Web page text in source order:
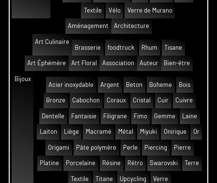
Textile Vélo Verre de Murano
Aménagement Architecture
Art Culinaire
Brasserie
foodtruck Rhum Tisane
Art Éphémère Art Floral Association Auteur Bien-être
Bijoux
Acier inoxydable
Argent Beton Boheme Bois
Bronze Cabochon Coraux Cristal Cuir Cuivre
Dentelle Fantaisie Filigrane Fimo Gemme Laine
Laiton Liège Macramé Métal Miyuki Onirique Or
Origami Pâte polymère Perle Piercing Pierre
Platine Porcelaine Résine Rétro Swarovski Terre
Textile Titane Upcycling Verre